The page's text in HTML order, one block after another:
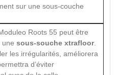
sur une sous-couche
Roots 55 peut être
une sous-souche xtrafloor.
les irrégularités, améliorera
d’éviter